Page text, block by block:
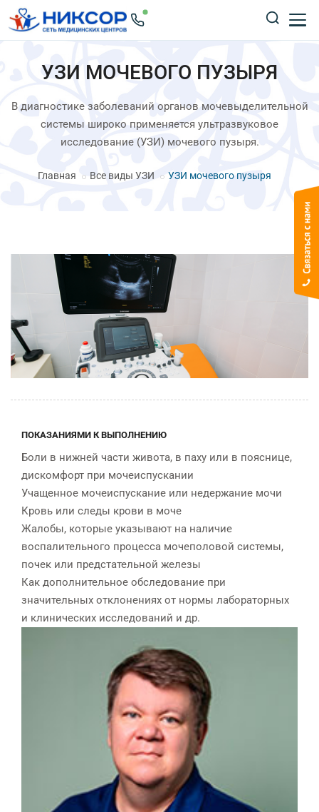
УЗИ МОЧЕВОГО ПУЗЫРЯ
В диагностике заболеваний органов мочевыделительной
системы широко применяется ультразвуковое
исследование (УЗИ) мочевого пузыря.
Главная Все виды УЗИ УЗИ мочевого пузыря
ПОКАЗАНИЯМИ К ВЫПОЛНЕНИЮ
Боли в нижней части живота, в паху или в пояснице,
дискомфорт при мочеиспускании
Учащенное мочеиспускание или недержание мочи
Кровь или следы крови в моче
Жалобы, которые указывают на наличие
воспалительного процесса мочеполовой системы,
почек или предстательной железы
Как дополнительное обследование при
значительных отклонениях от нормы лабораторных
и клинических исследований и др.